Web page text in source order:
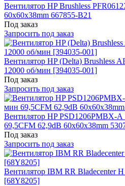
Вентилятор HP Brushless
60x60x38mm 667855-B21
Под заказ
Запросить под заказ
Вентилятор HP (Delta) Brushless
12000 об/мин [394035-001]
Под заказ
Запросить под заказ
Вентилятор HP PSD1206PMBX-
69,5CFM 62,9dB 60x60x38mm
Под заказ
Запросить под заказ
Вентилятор IBM RR Bladecenter
[68Y8205]